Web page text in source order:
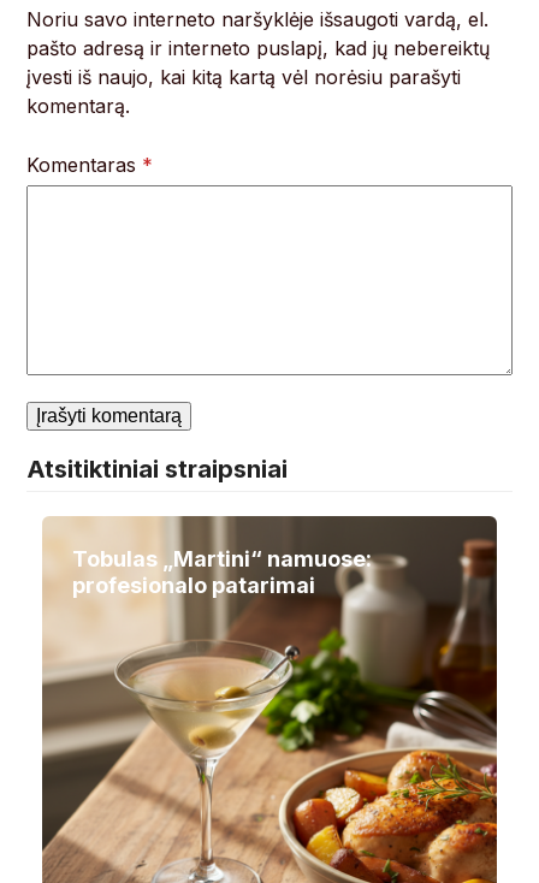
Noriu savo interneto naršyklėje išsaugoti vardą, el.
pašto adresą ir interneto puslapį, kad jų nebereiktų
įvesti iš naujo, kai kitą kartą vėl norėsiu parašyti
komentarą.
Komentaras *
Atsitiktiniai straipsniai
Tobulas „Martini“ namuose:
profesionalo patarimai